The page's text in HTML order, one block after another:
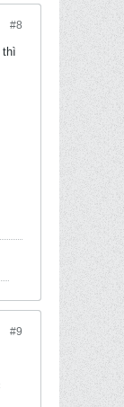
#8
thì
#9